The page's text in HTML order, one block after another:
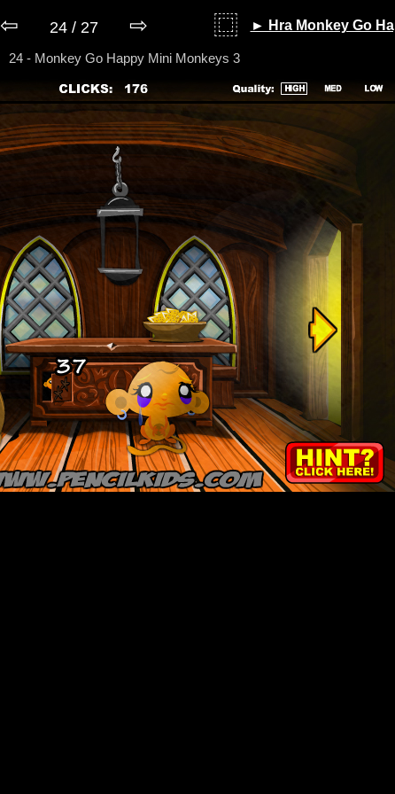
⇦ 24 / 27 ⇨ ⿴ ► Hra Monkey Go
24 - Monkey Go Happy Mini Monkeys 3